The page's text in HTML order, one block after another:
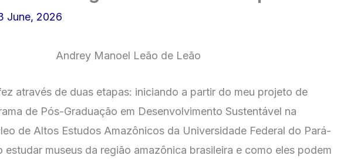
June, 2026
Andrey Manoel Leão de Leão
através de duas etapas: iniciando a partir do meu projeto de
de Pós-Graduação em Desenvolvimento Sustentável na
de Altos Estudos Amazônicos da Universidade Federal do Pará-
estudar museus da região amazônica brasileira e como eles podem